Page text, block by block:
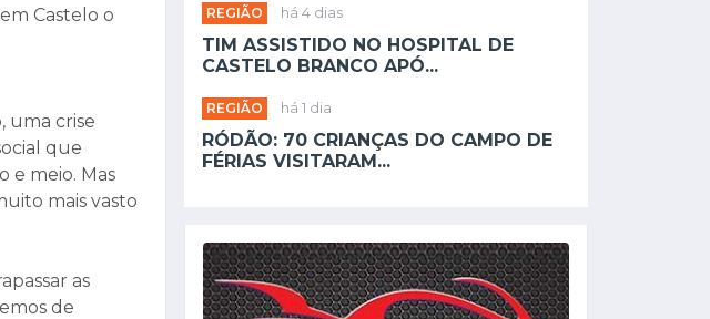
Castelo o
uma crise
que
e meio. Mas
mais vasto
as
de
REGIÃO há 4 dias
TIM ASSISTIDO NO HOSPITAL DE
CASTELO BRANCO APÓ...
REGIÃO há 1 dia
RÓDÃO: 70 CRIANÇAS DO CAMPO DE
FÉRIAS VISITARAM...